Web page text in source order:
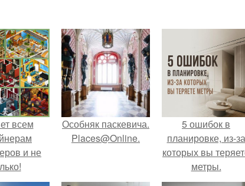
всем
и не
Особняк паскевича.
Places@Online.
5 ошибок в
планировке, из-за
которых вы
метры.